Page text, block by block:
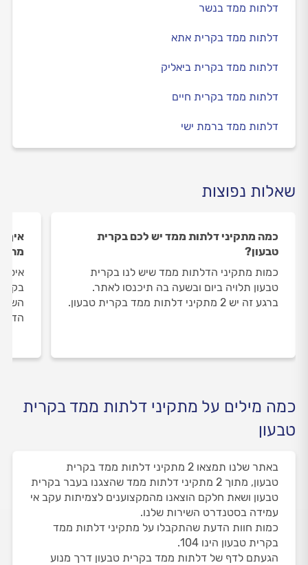
דלתות ממד בנשר
דלתות ממד בקרית אתא
דלתות ממד בקרית ביאליק
דלתות ממד בקרית חיים
דלתות ממד ברמת ישי
שאלות נפוצות
כמה מתקיני דלתות ממד יש לכם בקרית
טבעון?
כמות מתקיני הדלתות ממד שיש לנו בקרית
טבעון תלויה ביום ובשעה בה תיכנסו לאתר.
ברגע זה יש 2 מתקיני דלתות ממד בקרית טבעון.
איך
כמה מילים על מתקיני דלתות ממד בקרית
טבעון
באתר שלנו תמצאו 2 מתקיני דלתות ממד בקרית
טבעון, מתוך 2 מתקיני דלתות ממד שהצגנו בעבר בקרית
טבעון ושאת חלקם הוצאנו מהמקצוענים לצמיתות עקב אי
עמידה בסטנדרט השירות שלנו.
כמות חוות הדעת שהתקבלו על מתקיני דלתות ממד
בקרית טבעון הינו 104.
הגעתם לדף של דלתות ממד בקרית טבעון דרך מנוע